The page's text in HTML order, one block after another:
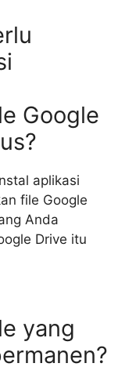
Google
aplikasi
file Google
Anda
Drive itu
yang